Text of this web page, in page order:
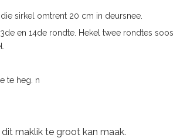
sirkel omtrent 20 cm in deursnee.
en 14de rondte. Hekel twee rondtes soos
te heg. n
maklik te groot kan maak.